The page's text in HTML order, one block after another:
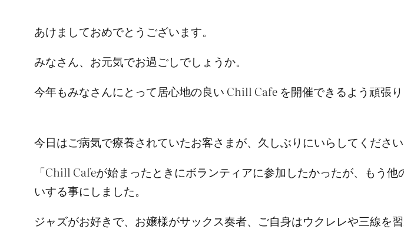
あけましておめでとうございます。
みなさん、お元気でお過ごしでしょうか。
今年もみなさんにとって居心地の良い Chill Cafe を開催できるよう頑張り
今日はご病気で療養されていたお客さまが、久しぶりにいらしてください
「Chill Cafeが始まったときにボランティアに参加したかったが、もう
いする事にしました。
ジャズがお好きで、お嬢様がサックス奏者、ご自身はウクレレや三線を習